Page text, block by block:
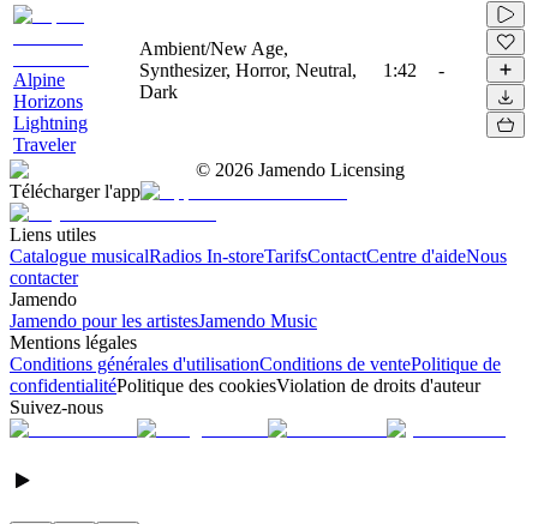
Alpine
Horizons
Lightning
Traveler
Ambient/New Age,
Synthesizer, Horror, Neutral,
Dark
1:42 -
© 2026 Jamendo Licensing
Télécharger l'app
Liens utiles
Catalogue musicalRadios In-storeTarifsContactCentre d'aideNous
contacter
Jamendo
Jamendo pour les artistesJamendo Music
Mentions légales
Conditions générales d'utilisationConditions de ventePolitique de
confidentialitéPolitique des cookiesViolation de droits d'auteur
Suivez-nous